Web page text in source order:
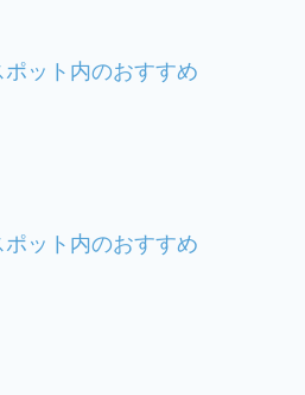
ポット内のおすすめ
ポット内のおすすめ